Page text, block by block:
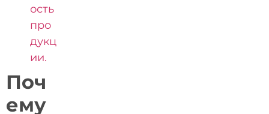
ость
про
дукц
ии.
Поч
ему